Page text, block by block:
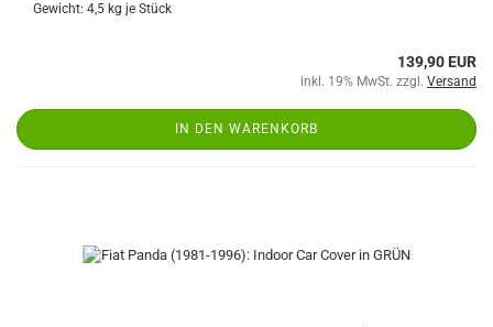
Gewicht: 4,5 kg je Stück
139,90 EUR
inkl. 19% MwSt. zzgl. Versand
IN DEN WARENKORB